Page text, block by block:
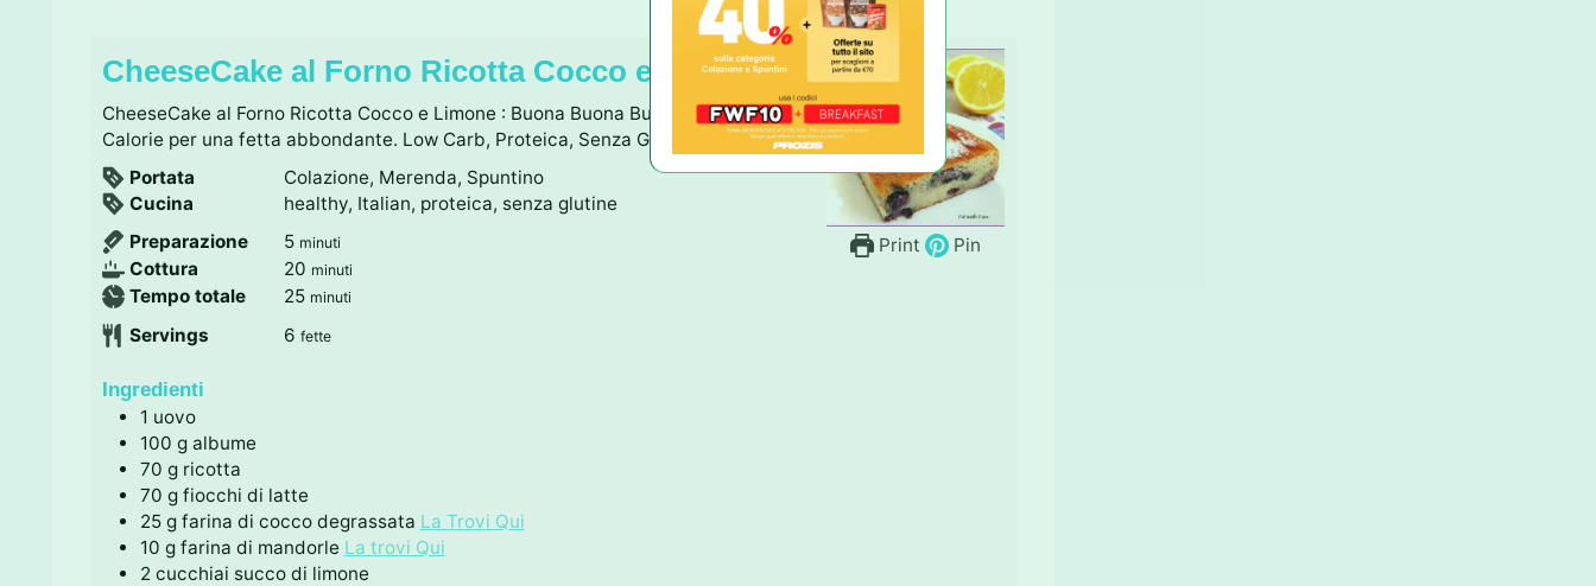
Print Pin
CheeseCake al Forno Ricotta Cocco e Limone
CheeseCake al Forno Ricotta Cocco e Limone : Buona Buona Buona. E con sole 70
Calorie per una fetta abbondante. Low Carb, Proteica, Senza Glutine.
Portata
Colazione, Merenda, Spuntino
Cucina
healthy, Italian, proteica, senza glutine
Preparazione
5m
i
n
t
minuti
Cottura 20 m
u
minuti
Tempo totale 25m
n
minuti
Servings 6 fette
Ingredienti
1 uovo
100 g albume
70 g ricotta
70 g fiocchi di latte
25 g farina di cocco degrassata La Trovi Qui
10 g farina di mandorle La trovi Qui
2 cucchiai succo di limone